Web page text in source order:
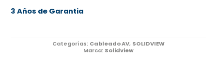
3 Años de Garantia
Categorías: Cableado AV, SOLIDVIEW
Marca: Solidview